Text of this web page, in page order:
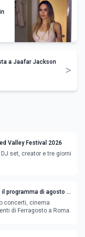
a Jaafar Jackson
>
Valley Festival 2026
set, creator e tre giorni
programma di agosto e
concerti, cinema
di Ferragosto a Roma.